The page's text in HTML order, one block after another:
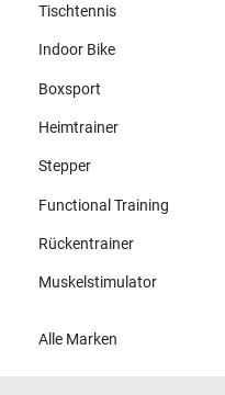
Tischtennis
Indoor Bike
Boxsport
Heimtrainer
Stepper
Functional Training
Rückentrainer
Muskelstimulator
Alle Marken